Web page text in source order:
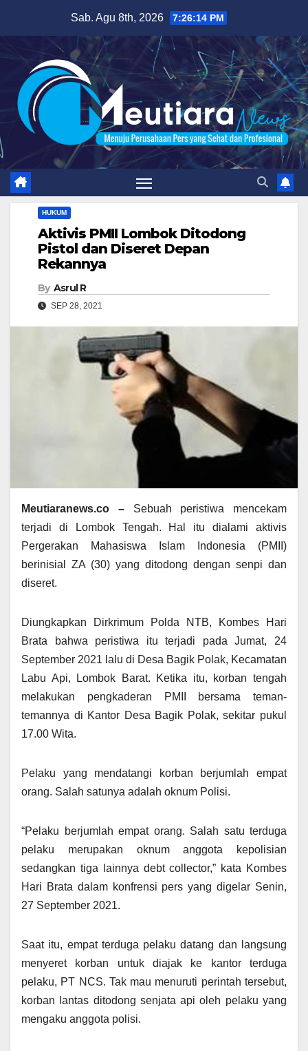
content
Sab. Agu 8th, 2026 7:26:16 PM
HUKUM
Aktivis PMII Lombok Ditodong
Pistol dan Diseret Depan
Rekannya
By Asrul R
SEP 28, 2021
Meutiaranews.co – Sebuah peristiwa mencekam
terjadi di Lombok Tengah. Hal itu dialami aktivis
Pergerakan Mahasiswa Islam Indonesia (PMII)
berinisial ZA (30) yang ditodong dengan senpi dan
diseret.
Diungkapkan Dirkrimum Polda NTB, Kombes Hari
Brata bahwa peristiwa itu terjadi pada Jumat, 24
September 2021 lalu di Desa Bagik Polak, Kecamatan
Labu Api, Lombok Barat. Ketika itu, korban tengah
melakukan pengkaderan PMII bersama teman-
temannya di Kantor Desa Bagik Polak, sekitar pukul
17.00 Wita.
Pelaku yang mendatangi korban berjumlah empat
orang. Salah satunya adalah oknum Polisi.
“Pelaku berjumlah empat orang. Salah satu terduga
pelaku merupakan oknum anggota kepolisian
sedangkan tiga lainnya debt collector,” kata Kombes
Hari Brata dalam konfrensi pers yang digelar Senin,
27 September 2021.
Saat itu, empat terduga pelaku datang dan langsung
menyeret korban untuk diajak ke kantor terduga
pelaku, PT NCS. Tak mau menuruti perintah tersebut,
korban lantas ditodong senjata api oleh pelaku yang
mengaku anggota polisi.